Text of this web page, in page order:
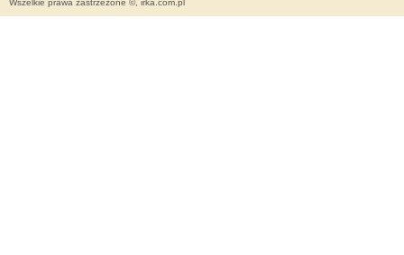
Wszelkie prawa zastrzeżone ©, irka.com.pl